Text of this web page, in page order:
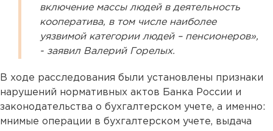
включение массы людей в деятельность
кооператива, в том числе наиболее
уязвимой категории людей – пенсионеров»,
- заявил Валерий Горелых.
В ходе расследования были установлены признаки
нарушений нормативных актов Банка России и
законодательства о бухгалтерском учете, а именно:
мнимые операции в бухгалтерском учете, выдача